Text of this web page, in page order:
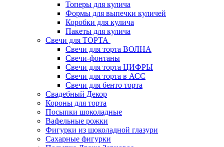
Топеры для кулича
Формы для выпечки куличей
Коробки для кулича
Пакеты для кулича
Свечи для ТОРТА
Свечи для торта ВОЛНА
Свечи-фонтаны
Свечи для торта ЦИФРЫ
Свечи для торта в АСС
Свечи для бенто торта
Свадебный Декор
Короны для торта
Посыпки шоколадные
Вафельные рожки
Фигурки из шоколадной глазури
Сахарные фигурки